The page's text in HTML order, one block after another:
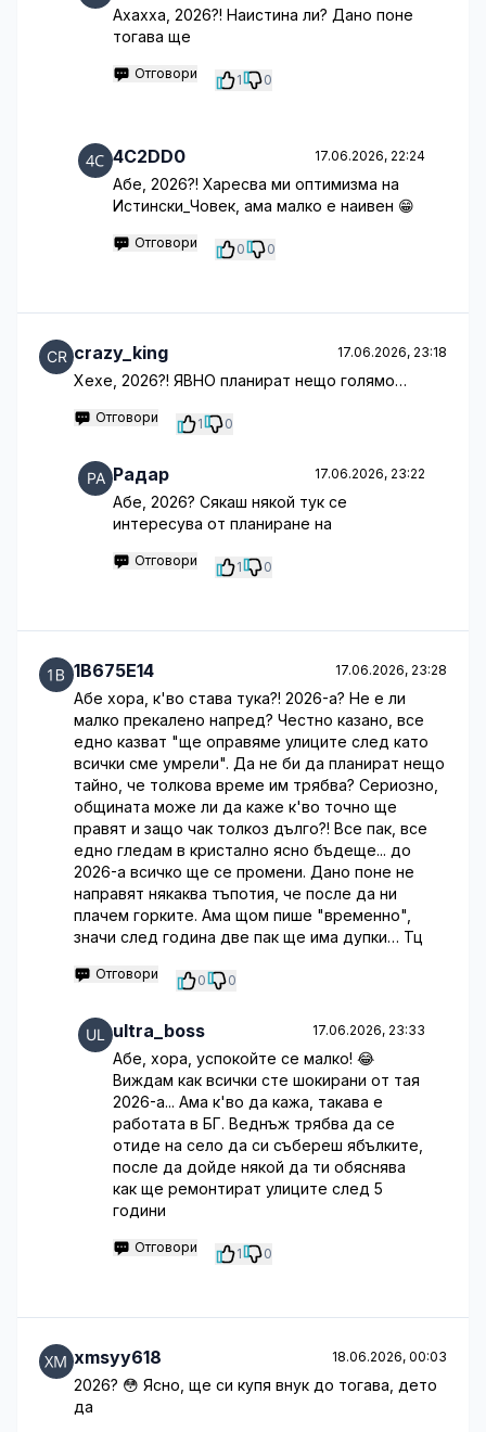
Ахахха, 2026?! Наистина ли? Дано поне
тогава ще
Отговори 1 0
4C2DD0 17.06.2026, 22:24
Абе, 2026?! Харесва ми оптимизма на
Истински_Човек, ама малко е наивен 😁
Отговори 0 0
crazy_king 17.06.2026, 23:18
Хехе, 2026?! ЯВНО планират нещо голямо…
Отговори 1 0
Радар 17.06.2026, 23:22
Абе, 2026? Сякаш някой тук се
интересува от планиране на
Отговори 1 0
1B675E14 17.06.2026, 23:28
Абе хора, к'во става тука?! 2026-а? Не е ли
малко прекалено напред? Честно казано, все
едно казват "ще оправяме улиците след като
всички сме умрели". Да не би да планират нещо
тайно, че толкова време им трябва? Сериозно,
общината може ли да каже к'во точно ще
правят и защо чак толкоз дълго?! Все пак, все
едно гледам в кристално ясно бъдеще... до
2026-а всичко ще се промени. Дано поне не
направят някаква тъпотия, че после да ни
плачем горките. Ама щом пише "временно",
значи след година две пак ще има дупки… Тц
Отговори 0 0
ultra_boss 17.06.2026, 23:33
Абе, хора, успокойте се малко! 😂
Виждам как всички сте шокирани от тая
2026-а... Ама к'во да кажа, такава е
работата в БГ. Веднъж трябва да се
отиде на село да си събереш ябълките,
после да дойде някой да ти обяснява
как ще ремонтират улиците след 5
години
Отговори 1 0
xmsyy618 18.06.2026, 00:03
2026? 😳 Ясно, ще си купя внук до тогава, дето
да